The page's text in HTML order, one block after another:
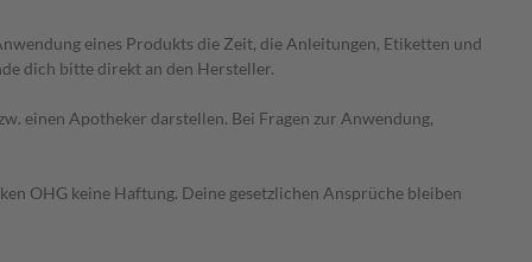
eines Produkts die Zeit, die Anleitungen, Etiketten und
dich bitte direkt an den Hersteller.
einen Apotheker darstellen. Bei Fragen zur Anwendung,
OHG keine Haftung. Deine gesetzlichen Ansprüche bleiben